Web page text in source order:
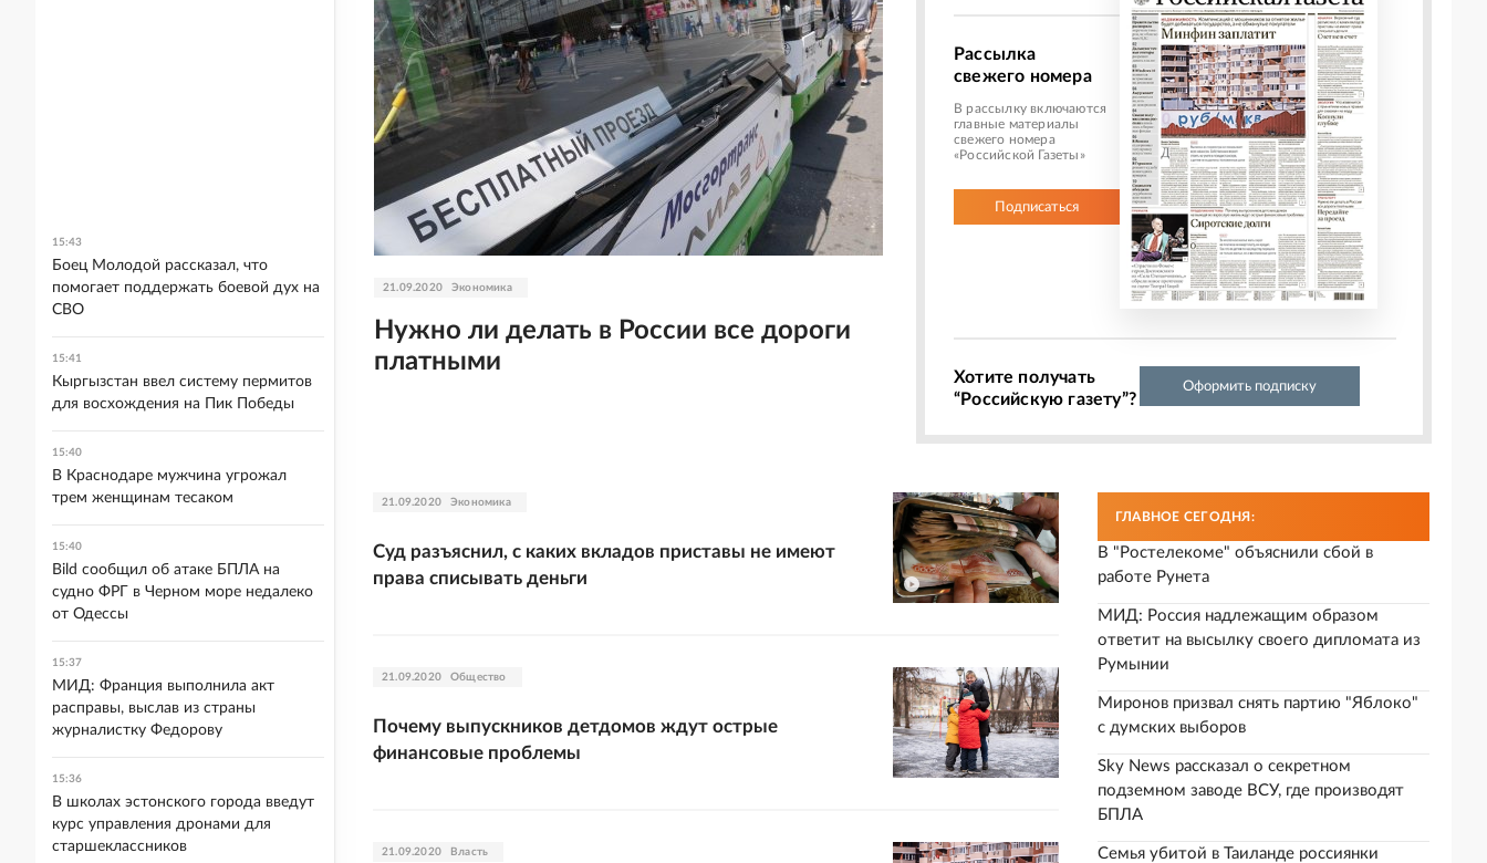
21.09.2020 Экономика
Нужно ли делать в России все дороги
платными
Рассылка
свежего номера
В рассылку включаются
главные материалы
свежего номера
«Российской Газеты»
Подписаться
Хотите получать
“Российскую газету”?
Оформить подписку
21.09.2020 Экономика
Суд разъяснил, с каких вкладов приставы не имеют
права списывать деньги
21.09.2020 Общество
Почему выпускников детдомов ждут острые
финансовые проблемы
21.09.2020 Власть
ГЛАВНОЕ СЕГОДНЯ:
В "Ростелекоме" объяснили сбой в
работе Рунета
МИД: Россия надлежащим образом
ответит на высылку своего дипломата из
Румынии
Миронов призвал снять партию "Яблоко"
с думских выборов
Sky News рассказал о секретном
подземном заводе ВСУ, где производят
БПЛА
Семья убитой в Таиланде россиянки
15:43
Боец Молодой рассказал, что
помогает поддержать боевой дух на
СВО
15:41
Кыргызстан ввел систему пермитов
для восхождения на Пик Победы
15:40
В Краснодаре мужчина угрожал
трем женщинам тесаком
15:40
Bild сообщил об атаке БПЛА на
судно ФРГ в Черном море недалеко
от Одессы
15:37
МИД: Франция выполнила акт
расправы, выслав из страны
журналистку Федорову
15:36
В школах эстонского города введут
курс управления дронами для
старшеклассников